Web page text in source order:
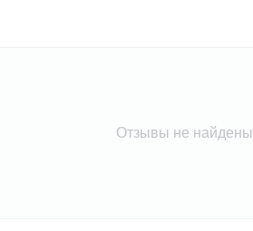
Отзывы не найдены